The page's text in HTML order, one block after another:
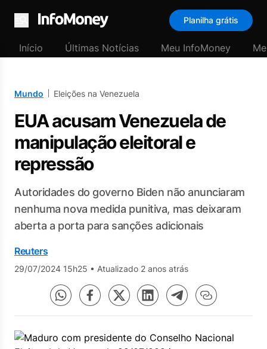
Menu
Planilha grátis
Início Últimas Notícias Meu InfoMoney
Mundo Eleições na Venezuela
EUA acusam Venezuela de
manipulação eleitoral e
repressão
Autoridades do governo Biden não anunciaram
nenhuma nova medida punitiva, mas deixaram
aberta a porta para sanções adicionais
Reuters
29/07/2024 15h25 • Atualizado 2 anos atrás